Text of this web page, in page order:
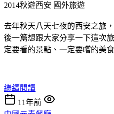
2014秋遊西安 國外旅遊
去年秋天八天七夜的西安之旅
後一篇想跟大家分享一下這次
定要看的景點、一定要嚐的美食
繼續閱讀
11年前